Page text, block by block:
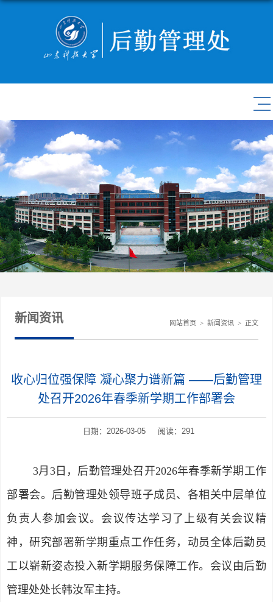
新闻资讯 网站首页 >新闻资讯 > 正文
收心归位强保障 凝心聚力谱新篇 ——后勤管理
处召开2026年春季新学期工作部署会
日期：2026-03-05 阅读： 291
3月3日，后勤管理处召开2026年春季新学期工作
部署会。后勤管理处领导班子成员、各相关中层单位
负责人参加会议。会议传达学习了上级有关会议精
神，研究部署新学期重点工作任务，动员全体后勤员
工以崭新姿态投入新学期服务保障工作。会议由后勤
管理处处长韩汝军主持。